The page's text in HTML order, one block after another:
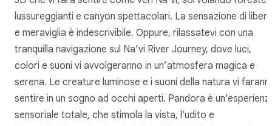
lussureggianti e canyon spettacolari. La sensazione di
e meraviglia è indescrivibile. Oppure, rilassatevi con una
tranquilla navigazione sul Na’vi River Journey, dove luci,
colori e suoni vi avvolgeranno in un’atmosfera magica e
serena. Le creature luminose e i suoni della natura vi
sentire in un sogno ad occhi aperti. Pandora è
sensoriale totale, che stimola la vista, l’udito e